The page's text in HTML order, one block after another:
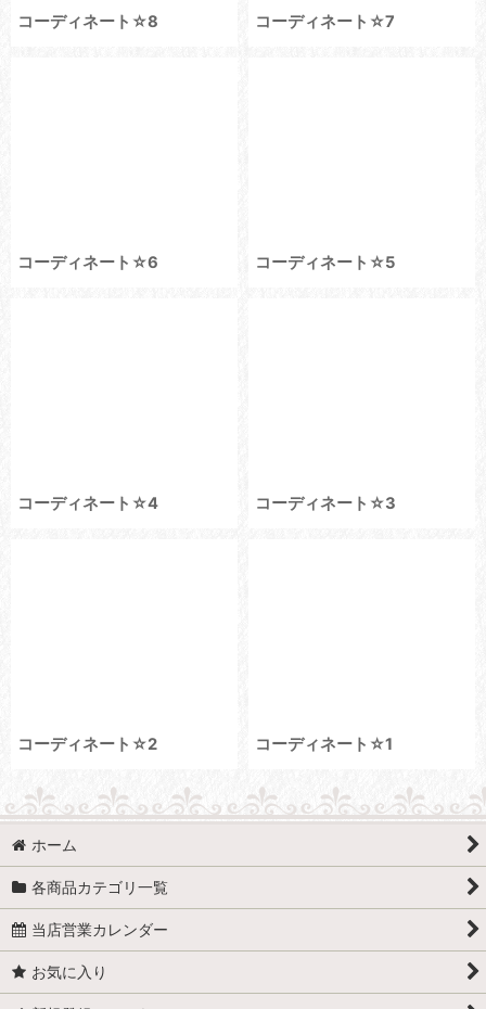
コーディネート☆8 コーディネート☆7
コーディネート☆6 コーディネート☆5
コーディネート☆4 コーディネート☆3
コーディネート☆2 コーディネート☆1
ホーム
各商品カテゴリ一覧
当店営業カレンダー
お気に入り